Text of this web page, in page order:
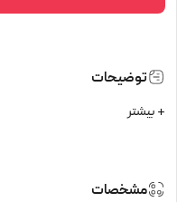
توضیحات
+ بیشتر
مشخصات